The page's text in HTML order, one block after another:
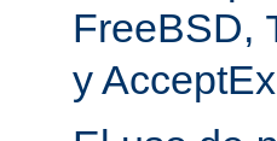
FreeBSD,
y